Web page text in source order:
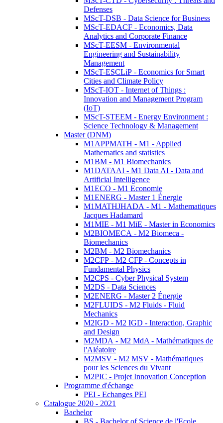
Defenses
MScT-DSB - Data Science for Business
MScT-EDACF - Economics, Data
Analytics and Corporate Finance
MScT-EESM - Environmental
Engineering and Sustainability
Management
MScT-ESCLiP - Economics for Smart
Cities and Climate Policy
MScT-IOT - Internet of Things :
Innovation and Management Program
(IoT)
MScT-STEEM - Energy Environment :
Science Technology & Management
Master (DNM)
M1APPMATH - M1 - Applied
Mathematics and statistics
M1BM - M1 Biomechanics
M1DATAAI - M1 Data AI - Data and
Artificial Intelligence
M1ECO - M1 Economie
M1ENERG - Master 1 Énergie
M1MATHJHADA - M1 - Mathematiques
Jacques Hadamard
M1MIE - M1 MiE - Master in Economics
M2BIOMECA - M2 Biomeca -
Biomechanics
M2BM - M2 Biomechanics
M2CFP - M2 CFP - Concepts in
Fundamental Physics
M2CPS - Cyber Physical System
M2DS - Data Sciences
M2ENERG - Master 2 Énergie
M2FLUIDS - M2 Fluids - Fluid
Mechanics
M2IGD - M2 IGD - Interaction, Graphic
and Design
M2MDA - M2 MdA - Mathématiques de
l'Aléatoire
M2MSV - M2 MSV - Mathématiques
pour les Sciences du Vivant
M2PIC - Projet Innovation Conception
Programme d'échange
PEI - Echanges PEI
Catalogue 2020 - 2021
Bachelor
BS - Bachelor of Science de l'Ecole